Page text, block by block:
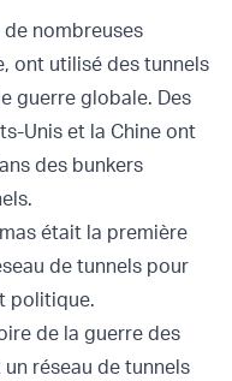
nombreuses
ont utilisé des tunnels
guerre globale. Des
Unis et la Chine ont
des bunkers
était la première
de tunnels pour
politique.
de la guerre des
réseau de tunnels